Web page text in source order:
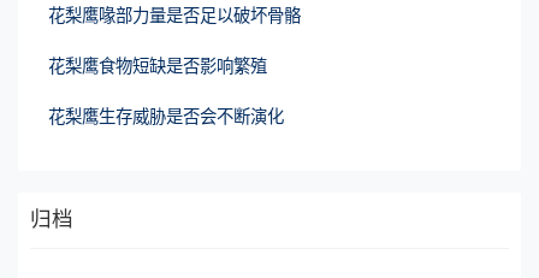
花梨鹰喙部力量是否足以破坏骨骼
花梨鹰食物短缺是否影响繁殖
花梨鹰生存威胁是否会不断演化
归档